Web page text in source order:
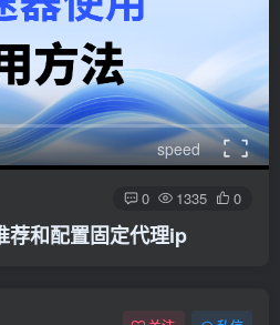
speed
0 1335 0
荐和配置固定代理ip